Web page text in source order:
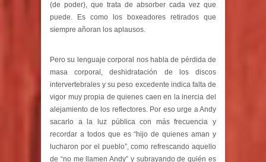
(de poder), que trata de absorber cada vez que
puede. Es como los boxeadores retirados que
siempre añoran los aplausos.
Pero su lenguaje corporal nos habla de pérdida de
masa corporal, deshidratación de los discos
intervertebrales y su peso excedente indica falta de
vigor muy propia de quienes caen en la inercia del
alejamiento de los reflectores. Por eso urge a Andy
sacarlo a la luz pública con más frecuencia y
recordar a todos que es “hijo de quienes aman y
lucharon por el pueblo”, como refrescando aquello
de “no me llamen Andy” y subrayando de quién es